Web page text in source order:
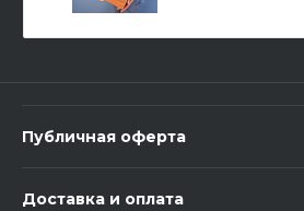
В
Публичная оферта
Доставка и оплата